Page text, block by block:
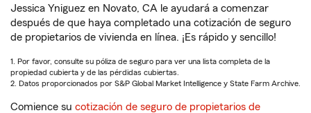
Jessica Yniguez en Novato, CA le ayudará a comenzar
después de que haya completado una cotización de seguro
de propietarios de vivienda en línea. ¡Es rápido y sencillo!
1. Por favor, consulte su póliza de seguro para ver una lista completa de la
propiedad cubierta y de las pérdidas cubiertas.
2. Datos proporcionados por S&P Global Market Intelligence y State Farm Archive.
Comience su cotización de seguro de propietarios de